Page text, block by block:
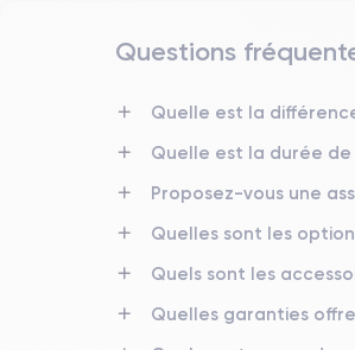
23/10/2020
Dimensions
Écran
RAM
Questions
Quelle est la
Quelle est la durée de
Proposez-vous une
Quelles sont les
Quels sont les
Quelles garanties